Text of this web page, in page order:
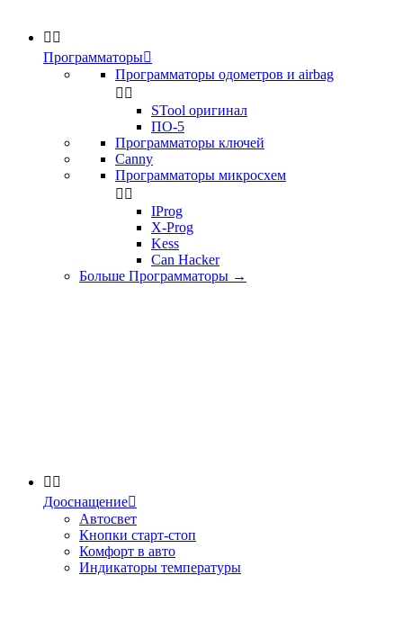
 
Программаторы
Программаторы одометров и airbag
 
STool оригинал
ПО-5
Программаторы ключей
Canny
Программаторы микросхем
 
IProg
X-Prog
Kess
Can Hacker
Больше Программаторы →
 
Дооснащение
Автосвет
Кнопки старт-стоп
Комфорт в авто
Индикаторы температуры